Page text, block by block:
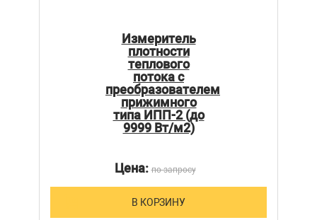
Измеритель
плотности
теплового
потока с
преобразователем
прижимного
типа ИПП-2 (до
9999 Вт/м2)
Цена:по запросу
В КОРЗИНУ